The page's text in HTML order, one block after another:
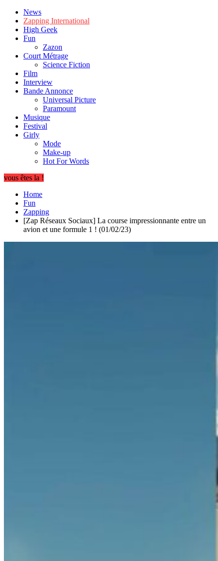
News
Zapping International
High Geek
Fun
Zazon
Court Métrage
Science Fiction
Film
Interview
Bande Annonce
Universal Picture
Paramount
Musique
Festival
Girly
Mode
Make-up
Hot For Words
vous êtes la !
Home
Fun
Zapping
[Zap Réseaux Sociaux] La course impressionnante entre un
avion et une formule 1 ! (01/02/23)